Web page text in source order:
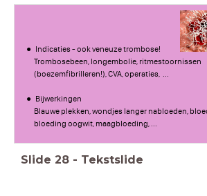
Indicaties - ook veneuze trombose!
Trombosebeen, longembolie, ritmestoornissen
(boezemfibrilleren!), CVA, operaties, ...
Bijwerkingen
Blauwe plekken, wondjes langer nabloeden,
bloeding oogwit, maagbloeding, ...
Slide 28 - Tekstslide